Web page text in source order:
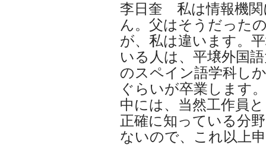
李日奎 私は情報機関
ん。父はそうだった
が、私は違います。
いる人は、平壌外国
のスペイン語学科し
ぐらいが卒業します
中には、当然工作員
正確に知っている分
ないので、これ以上